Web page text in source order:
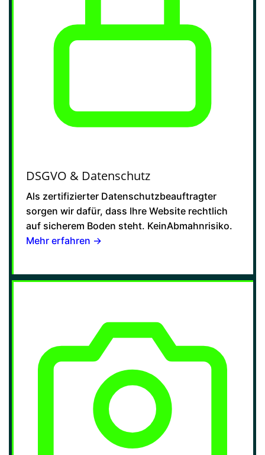
DSGVO & Datenschutz
Als zertifizierter Datenschutzbeauftragter
sorgen wir dafür, dass Ihre Website rechtlich
auf sicherem Boden steht. KeinAbmahnrisiko.
Mehr erfahren →